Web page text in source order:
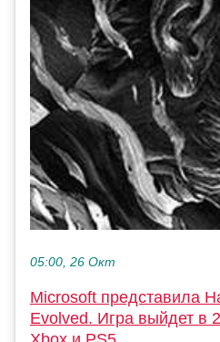
05:00, 26 Окт
Microsoft представила
Evolved. Игра выйдет в